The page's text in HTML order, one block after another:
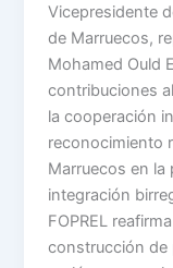
Vicepresidente
de Marruecos,
Mohamed Ould
contribuciones
la cooperación
reconocimiento
Marruecos en
integración
FOPREL
construcción de